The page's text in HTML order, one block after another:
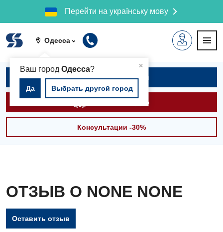
Перейти на українську мову
Одесса
×
Ваш город Одесса?
Да Выбрать другой город
Записаться на приём
Вызвать скорую
Консультации -30%
ОТЗЫВ О NONE NONE
Оставить отзыв